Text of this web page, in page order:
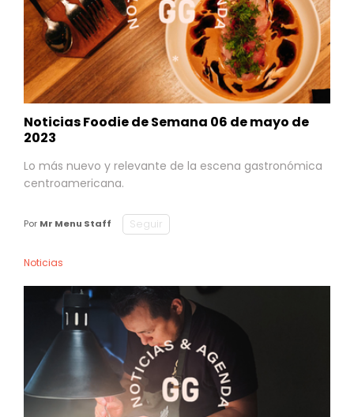
Noticias Foodie de Semana 06 de mayo de
2023
Lo más nuevo y relevante de la escena gastronómica
centroamericana.
Por Mr Menu Staff Seguir
Noticias